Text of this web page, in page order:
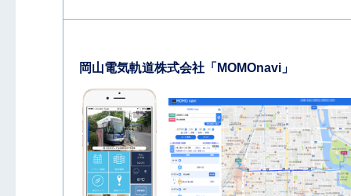
岡山電気軌道株式会社「MOMOnavi」